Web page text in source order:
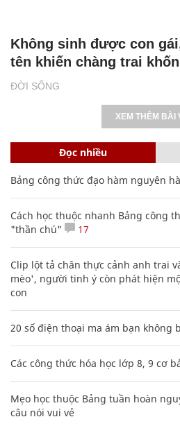
ĐỜI SỐNG
Không sinh được con
tên khiến chàng trai
XEM THÊM BÀI
Đọc nhiều
Bảng công thức đạo hàm nguyên
Cách học thuộc nhanh Bảng công
"thần chú"
17
Clip lột tả chân thực cảnh anh trai
mèo', người tinh ý còn phát hiện
con
20 số điện thoại ma ám bạn không
Các công thức hóa học lớp 8, 9 cơ
Mẹo học thuộc Bảng tuần hoàn
câu nói vui vẻ